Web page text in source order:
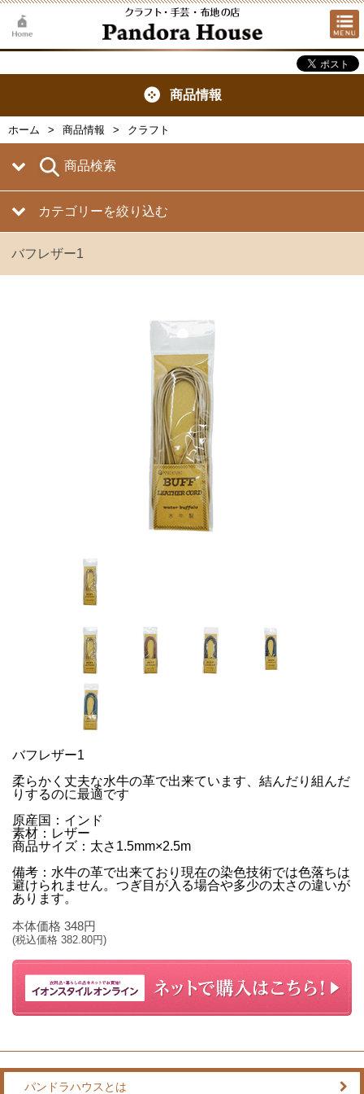
商品情報
ホーム 商品情報 クラフト
商品検索
カテゴリーを絞り込む
バフレザー1
バフレザー1
柔らかく丈夫な水牛の革で出来ています、結んだり組んだ
りするのに最適です
原産国：インド
素材：レザー
商品サイズ：太さ1.5mm×2.5m
備考：水牛の革で出来ており現在の染色技術では色落ちは
避けられません。つぎ目が入る場合や多少の太さの違いが
あります。
本体価格 348円
(税込価格 382.80円)
パンドラハウスとは